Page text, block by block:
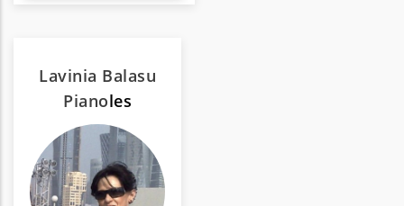
Lavinia Balasu
Pianoles